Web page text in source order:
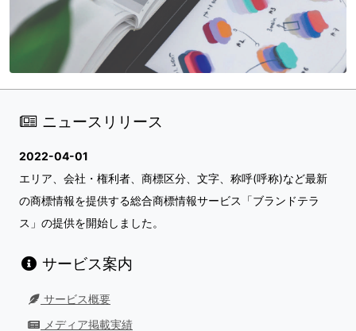
ニュースリリース
2022-04-01
エリア、会社・権利者、商標区分、文字、称呼(呼称)など最新
の商標情報を提供する総合商標情報サービス「ブランドテラ
ス」の提供を開始しました。
サービス案内
サービス概要
メディア掲載実績